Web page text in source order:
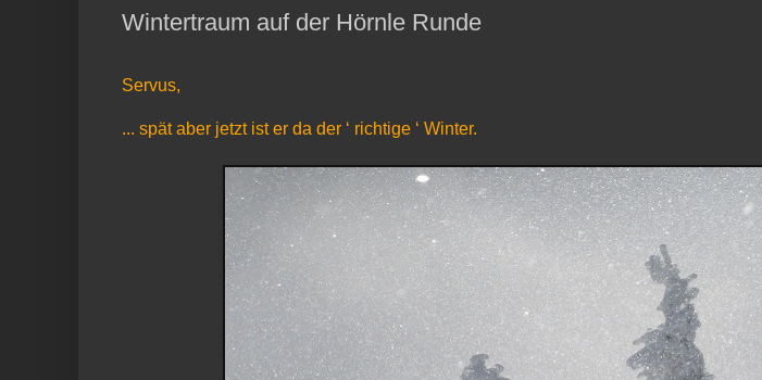
Wintertraum auf der Hörnle Runde
Servus,
... spät aber jetzt ist er da der ‘ richtige ‘ Winter.